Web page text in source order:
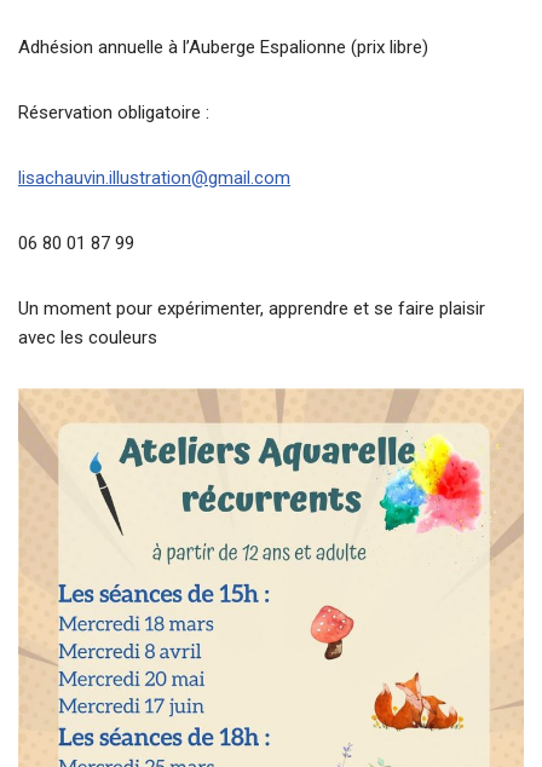
Adhésion annuelle à l’Auberge Espalionne (prix libre)
Réservation obligatoire :
lisachauvin.illustration@gmail.com
06 80 01 87 99
Un moment pour expérimenter, apprendre et se faire plaisir
avec les couleurs